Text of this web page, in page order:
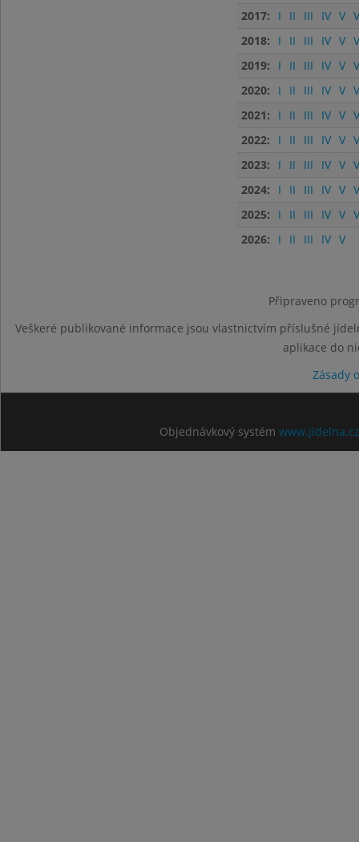
2017:
I II III IV V
2018:
I II III IV V
2019:
I II III IV V
2020:
I II III IV V
2021:
I II III IV V
2022:
I II III IV V
2023:
I II III IV V
2024:
I II III IV V
2025:
I II III IV V
2026:
I II III IV V
Připraveno
Veškeré publikované informace jsou vlastnictvím příslušné
aplikace do
Zásady
Objednávkový systém www.jidelna.cz